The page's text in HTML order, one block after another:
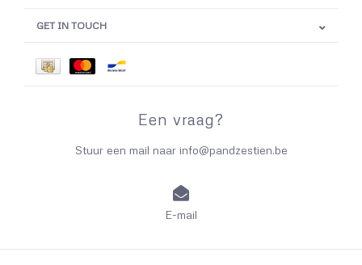
GET IN TOUCH
Een vraag?
Stuur een mail naar info@pandzestien.be
E-mail